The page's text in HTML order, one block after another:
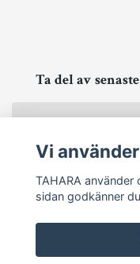
Ta del av
Vi
TAHARA
sidan godkänner